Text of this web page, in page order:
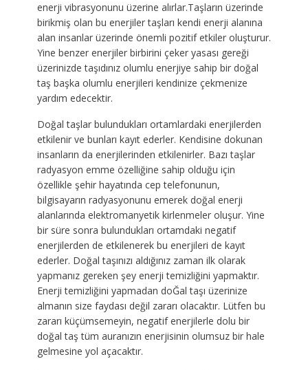
enerji vibrasyonunu üzerine alırlar.Taşların üzerinde
birikmiş olan bu enerjiler taşları kendi enerji alanına
alan insanlar üzerinde önemli pozitif etkiler oluşturur.
Yine benzer enerjiler birbirini çeker yasası gereği
üzerinizde taşıdınız olumlu enerjiye sahip bir doğal
taş başka olumlu enerjileri kendinize çekmenize
yardım edecektir.
Doğal taşlar bulundukları ortamlardaki enerjilerden
etkilenir ve bunları kayıt ederler. Kendisine dokunan
insanların da enerjilerinden etkilenirler. Bazı taşlar
radyasyon emme özelliğine sahip olduğu için
özellikle şehir hayatında cep telefonunun,
bilgisayarın radyasyonunu emerek doğal enerji
alanlarında elektromanyetik kirlenmeler oluşur. Yine
bir süre sonra bulundukları ortamdaki negatif
enerjilerden de etkilenerek bu enerjileri de kayıt
ederler. Doğal taşınızı aldığınız zaman ilk olarak
yapmanız gereken şey enerji temizliğini yapmaktır.
Enerji temizliğini yapmadan doĞal taşı üzerinize
almanın size faydası değil zararı olacaktır. Lütfen bu
zararı küçümsemeyin, negatif enerjilerle dolu bir
doğal taş tüm auranızın enerjisinin olumsuz bir hale
gelmesine yol açacaktır.